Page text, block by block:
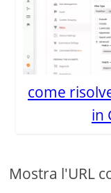
come
in
Mostra l'URL